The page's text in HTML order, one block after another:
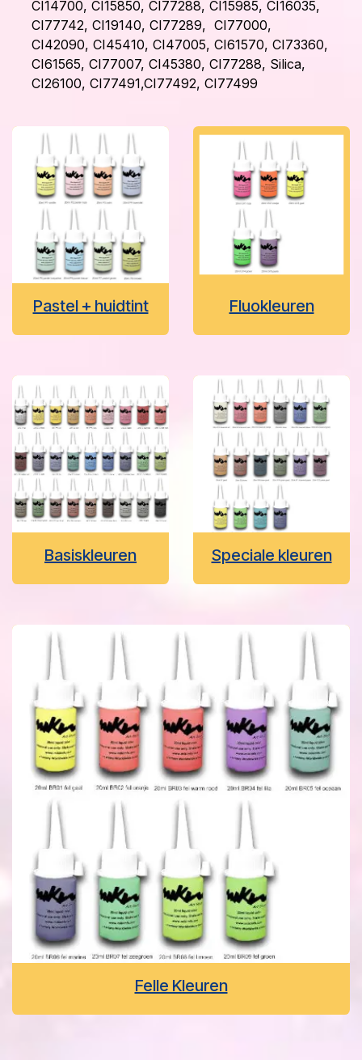
CI14700, CI15850, CI77288, CI15985, CI16035,
CI77742, CI19140, CI77289, CI77000,
CI42090, CI45410, CI47005, CI61570, CI73360,
CI61565, CI77007, CI45380, CI77288, Silica,
CI26100, CI77491,CI77492, CI77499
Pastel + huidtint Fluokleuren
Basiskleuren Speciale kleuren
Felle Kleuren